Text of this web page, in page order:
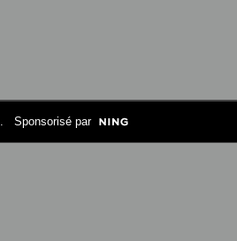
. Sponsorisé par